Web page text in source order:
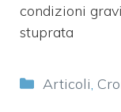
condizioni
stuprata
Categorie
Articoli,